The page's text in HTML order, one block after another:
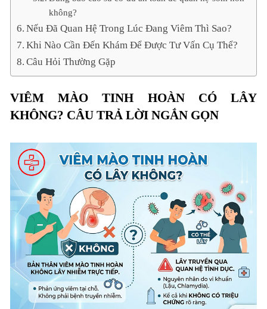
không?
Nếu Đã Quan Hệ Trong Lúc Đang Viêm Thì Sao?
Khi Nào Cần Đến Khám Để Được Tư Vấn Cụ Thể?
Câu Hỏi Thường Gặp
VIÊM MÀO TINH HOÀN CÓ LÂY
KHÔNG? CÂU TRẢ LỜI NGẮN GỌN